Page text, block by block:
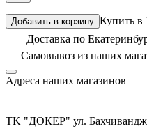
Добавить в корзину Купить в
Доставка по
Самовывоз из наших
Адреса наших магазинов
TK "ДОКЕР" ул.